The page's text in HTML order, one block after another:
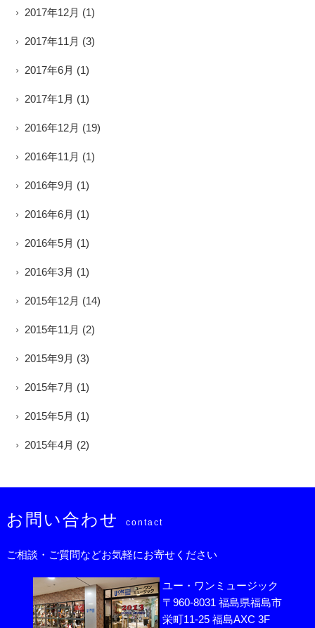
2017年12月 (1)
2017年11月 (3)
2017年6月 (1)
2017年1月 (1)
2016年12月 (19)
2016年11月 (1)
2016年9月 (1)
2016年6月 (1)
2016年5月 (1)
2016年3月 (1)
2015年12月 (14)
2015年11月 (2)
2015年9月 (3)
2015年7月 (1)
2015年5月 (1)
2015年4月 (2)
お問い合わせ contact
ご相談・ご質問などお気軽にお寄せください
ユー・ワンミュージック
〒960-8031 福島県福島市
栄町11-25 福島AXC 3F